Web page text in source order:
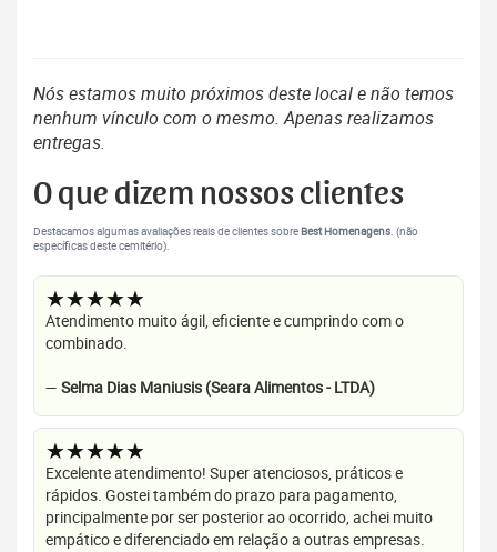
Nós estamos muito próximos deste local e não temos
nenhum vínculo com o mesmo. Apenas realizamos
entregas.
O que dizem nossos clientes
Destacamos algumas avaliações reais de clientes sobre Best Homenagens. (não
específicas deste cemitério).
★★★★★
Atendimento muito ágil, eficiente e cumprindo com o
combinado.
— Selma Dias Maniusis (Seara Alimentos - LTDA)
★★★★★
Excelente atendimento! Super atenciosos, práticos e
rápidos. Gostei também do prazo para pagamento,
principalmente por ser posterior ao ocorrido, achei muito
empático e diferenciado em relação a outras empresas.